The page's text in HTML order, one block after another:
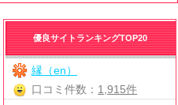
優良サイトランキングTOP20
縁（en）
口コミ件数： 1,915件